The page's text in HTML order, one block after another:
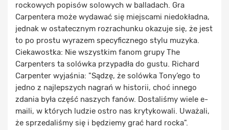
rockowych popisów solowych w balladach. Gra
Carpentera może wydawać się miejscami niedokładna,
jednak w ostatecznym rozrachunku okazuje się, że jest
to po prostu wyrazem specyficznego stylu muzyka.
Ciekawostka: Nie wszystkim fanom grupy The
Carpenters ta solówka przypadła do gustu. Richard
Carpenter wyjaśnia: "Sądzę, że solówka Tony’ego to
jedno z najlepszych nagrań w historii, choć innego
zdania była część naszych fanów. Dostaliśmy wiele e-
maili, w których ludzie ostro nas krytykowali. Uważali,
że sprzedaliśmy się i będziemy grać hard rocka".